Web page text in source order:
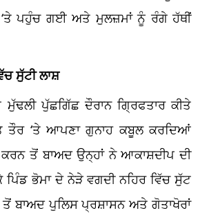
‘ਤੇ ਪਹੁੰਚ ਗਈ ਅਤੇ ਮੁਲਜ਼ਮਾਂ ਨੂੰ ਰੰਗੇ ਹੱਥੀਂ
ਸੁੱਟੀ ਲਾਸ਼
ਪੁੱਛਗਿੱਛ ਦੌਰਾਨ ਗ੍ਰਿਫਤਾਰ ਕੀਤੇ
ਤੌਰ ‘ਤੇ ਆਪਣਾ ਗੁਨਾਹ ਕਬੂਲ ਕਰਦਿਆਂ
ਤੋਂ ਬਾਅਦ ਉਨ੍ਹਾਂ ਨੇ ਆਕਾਸ਼ਦੀਪ ਦੀ
ਪਿੰਡ ਭੋਮਾ ਦੇ ਨੇੜੇ ਵਗਦੀ ਨਹਿਰ ਵਿੱਚ ਸੁੱਟ
ਬਾਅਦ ਪੁਲਿਸ ਪ੍ਰਸ਼ਾਸਨ ਅਤੇ ਗੋਤਾਖੋਰਾਂ